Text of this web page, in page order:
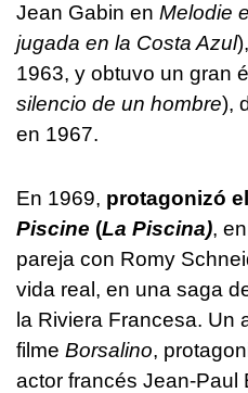
Jean Gabin en Melodie
jugada en la Costa Azul
1963, y obtuvo un gran
silencio de un hombre),
en 1967.
En 1969, protagonizó
Piscine (La Piscina),
pareja con Romy
vida real, en una saga
la Riviera Francesa. Un
filme Borsalino,
actor francés Jean-Paul